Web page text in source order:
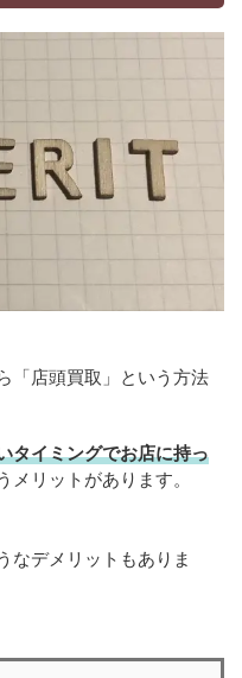
「店頭買取」という方法
タイミングでお店に持っ
メリットがあります。
なデメリットもありま